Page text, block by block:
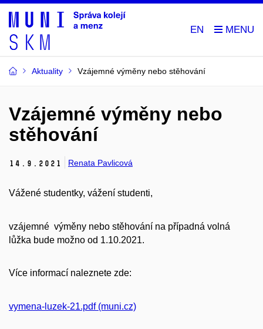
EN
Aktuality Vzájemné výměny nebo stěhování
Vzájemné výměny nebo
stěhování
14. 9. 2021 Renata Pavlicová
Vážené studentky, vážení studenti,
vzájemné výměny nebo stěhování na případná volná
lůžka bude možno od 1.10.2021.
Více informací naleznete zde:
vymena-luzek-21.pdf (muni.cz)